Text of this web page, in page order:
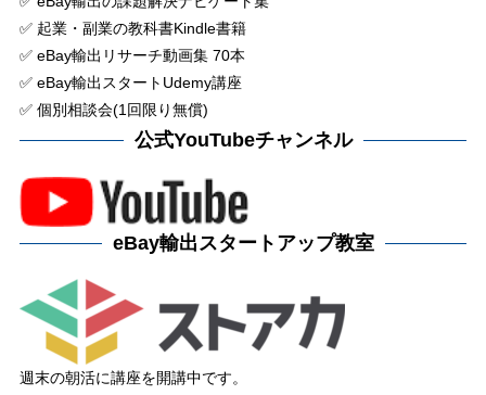
✅ 起業・副業の教科書Kindle書籍
✅ eBay輸出リサーチ動画集 70本
✅ eBay輸出スタートUdemy講座
✅ 個別相談会(1回限り無償)
公式YouTubeチャンネル
eBay輸出スタートアップ教室
週末の朝活に講座を開講中です。